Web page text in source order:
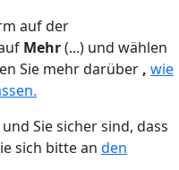
auf der
Mehr(...) und wählen
Sie mehr darüber , wie
Sie sicher sind, dass
sich bitte an den